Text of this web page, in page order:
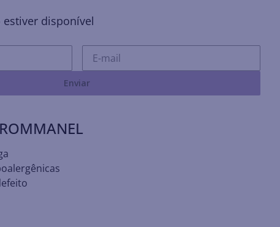
disponível
Enviar